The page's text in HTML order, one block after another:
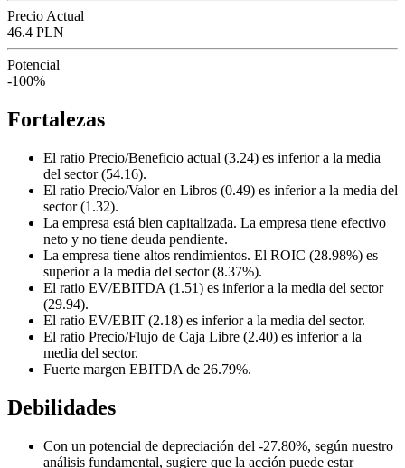
Precio Actual
46.4 PLN
Potencial
-100%
Fortalezas
El ratio Precio/Beneficio actual (3.24) es inferior a la media
del sector (54.16).
El ratio Precio/Valor en Libros (0.49) es inferior a la media del
sector (1.32).
La empresa está bien capitalizada. La empresa tiene efectivo
neto y no tiene deuda pendiente.
La empresa tiene altos rendimientos. El ROIC (28.98%) es
superior a la media del sector (8.37%).
El ratio EV/EBITDA (1.51) es inferior a la media del sector
(29.94).
El ratio EV/EBIT (2.18) es inferior a la media del sector.
El ratio Precio/Flujo de Caja Libre (2.40) es inferior a la
media del sector.
Fuerte margen EBITDA de 26.79%.
Debilidades
Con un potencial de depreciación del -27.80%, según nuestro
análisis fundamental, sugiere que la acción puede estar